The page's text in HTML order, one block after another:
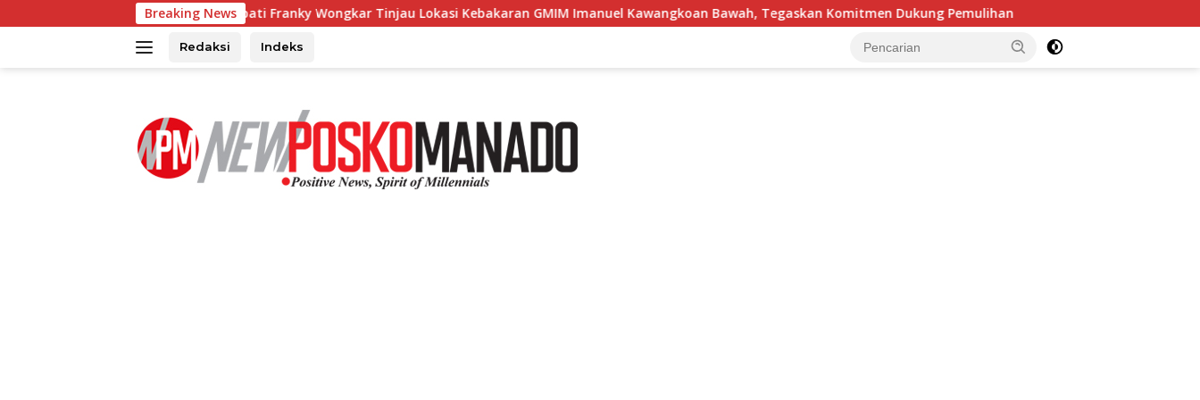
ke
Breaking News
Bupati Franky Wongkar Tinjau Lokasi Kebakaran GMIM Imanuel Kawangkoan Bawah, Tegaskan Komitmen Dukung Pemulihan Ketua DPRD Minsel Pimpin Finalisasi
Redaksi Indeks